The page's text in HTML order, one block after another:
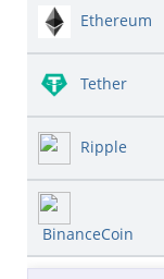
Ethereum
Tether
Ripple
BinanceCoin